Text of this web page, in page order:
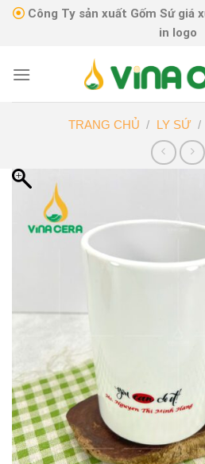
Skip Công Ty sản xuất Gốm Sứ giá
in logo
TRANG CHỦ / LY SỨ /